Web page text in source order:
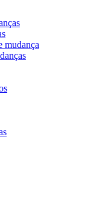
mudança